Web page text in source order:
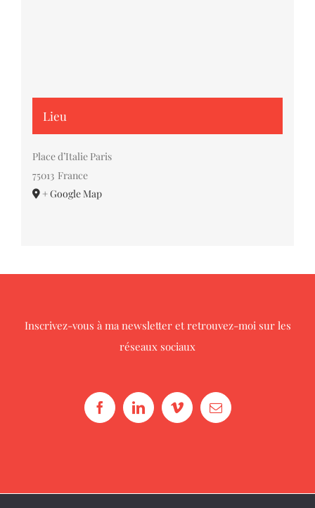
Lieu
Place d’Italie Paris
75013 France
+ Google Map
Inscrivez-vous à ma newsletteret retrouvez-moi sur les
réseaux sociaux